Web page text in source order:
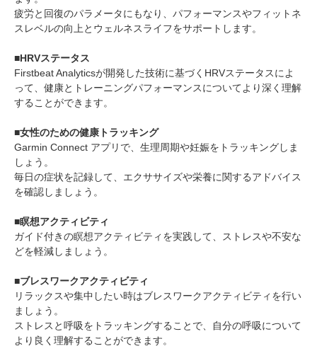
疲労と回復のパラメータにもなり、パフォーマンスやフィットネ
スレベルの向上とウェルネスライフをサポートします。
■HRVステータス
Firstbeat Analyticsが開発した技術に基づくHRVステータスによ
って、健康とトレーニングパフォーマンスについてより深く理解
することができます。
■女性のための健康トラッキング
Garmin Connect アプリで、生理周期や妊娠をトラッキングしま
しょう。
毎日の症状を記録して、エクササイズや栄養に関するアドバイス
を確認しましょう。
■瞑想アクティビティ
ガイド付きの瞑想アクティビティを実践して、ストレスや不安な
どを軽減しましょう。
■ブレスワークアクティビティ
リラックスや集中したい時はブレスワークアクティビティを行い
ましょう。
ストレスと呼吸をトラッキングすることで、自分の呼吸について
より良く理解することができます。